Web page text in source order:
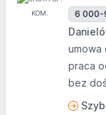
6 000-
umowa
praca
bez